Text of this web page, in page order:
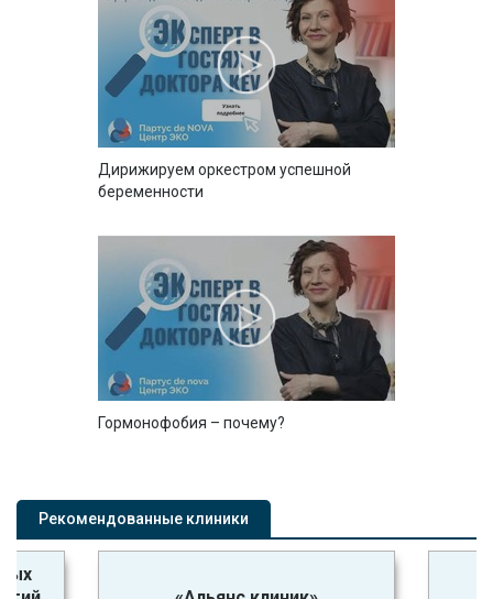
Дирижируем оркестром успешной
беременности
Гормонофобия – почему?
Рекомендованные клиники